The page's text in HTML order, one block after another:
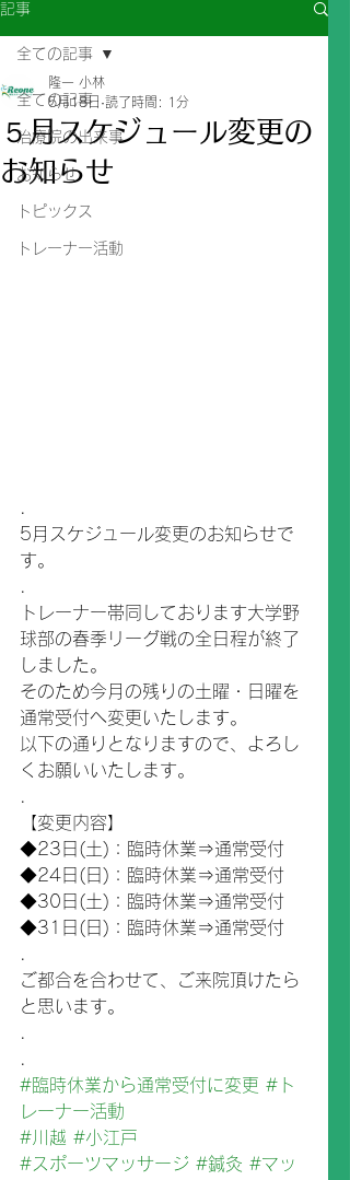
記事
全ての記事
治療院の出来事
お知らせ
トピックス
トレーナー活動
全ての記事
５月スケジュール変更の
お知らせ
隆一 小林
5月18日 読了時間: 1分
5月スケジュール変更のお知らせで
す。
トレーナー帯同しております大学野
球部の春季リーグ戦の全日程が終了
しました。
そのため今月の残りの土曜・日曜を
通常受付へ変更いたします。
以下の通りとなりますので、よろし
くお願いいたします。
【変更内容】
◆23日(土)：臨時休業⇒通常受付
◆24日(日)：臨時休業⇒通常受付
◆30日(土)：臨時休業⇒通常受付
◆31日(日)：臨時休業⇒通常受付
ご都合を合わせて、ご来院頂けたら
と思います。
#臨時休業から通常受付に変更 #ト
レーナー活動
#川越 #小江戸
#スポーツマッサージ #鍼灸 #マッ